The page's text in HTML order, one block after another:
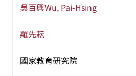
吳百興Wu, Pai-Hsing
羅先耘
國家教育研究院